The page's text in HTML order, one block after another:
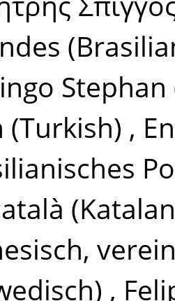
Stephan
(Turkish) ,
,